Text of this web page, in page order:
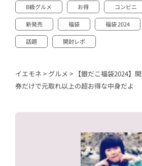
B級グルメ お得 コンビニ
新発売 福袋 福袋 2024
話題 開封レポ
イエモネ > グルメ > 【銀だこ福袋2024】
券だけで元取れ以上の超お得な中身だよ